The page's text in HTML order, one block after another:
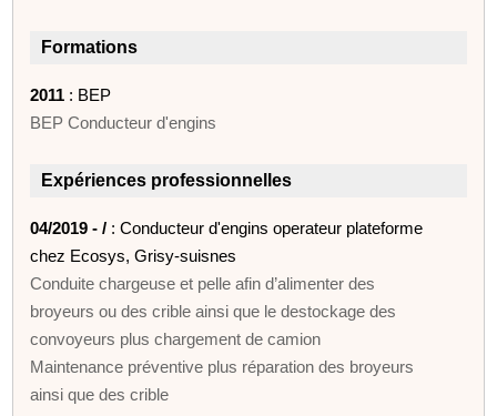
Formations
2011 : BEP
BEP Conducteur d'engins
Expériences professionnelles
04/2019 - / : Conducteur d'engins operateur plateforme
chez Ecosys, Grisy-suisnes
Conduite chargeuse et pelle afin d’alimenter des
broyeurs ou des crible ainsi que le destockage des
convoyeurs plus chargement de camion
Maintenance préventive plus réparation des broyeurs
ainsi que des crible